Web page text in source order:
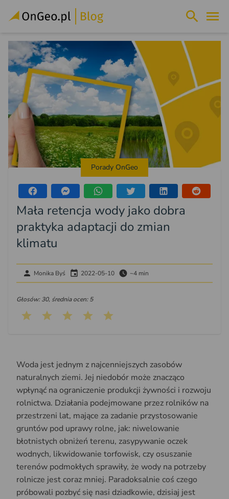
Porady OnGeo
Mała retencja wody jako dobra
praktyka adaptacji do zmian
klimatu
Monika Byś 2022-05-10 ~4 min
Głosów: 30, średnia ocen: 5
Woda jest jednym z najcenniejszych zasobów
naturalnych ziemi. Jej niedobór może znacząco
wpłynąć na ograniczenie produkcji żywności i rozwoju
rolnictwa. Działania podejmowane przez rolników na
przestrzeni lat, mające za zadanie przystosowanie
gruntów pod uprawy rolne, jak: niwelowanie
błotnistych obniżeń terenu, zasypywanie oczek
wodnych, likwidowanie torfowisk, czy osuszanie
terenów podmokłych sprawiły, że wody na potrzeby
rolnicze jest coraz mniej. Paradoksalnie coś czego
próbowali pozbyć się nasi dziadkowie, dzisiaj jest